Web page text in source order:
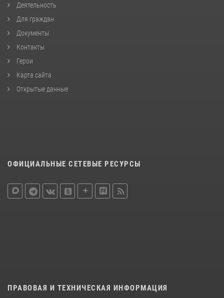
Деятельность
Для граждан
Документы
Контакты
Герои
Карта сайта
Открытые данные
ОФИЦИАЛЬНЫЕ СЕТЕВЫЕ РЕСУРСЫ
ПРАВОВАЯ И ТЕХНИЧЕСКАЯ ИНФОРМАЦИЯ